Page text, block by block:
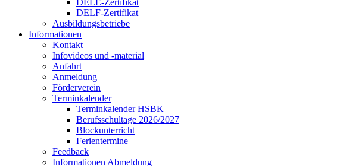
DELE-Zertifikat
DELF-Zertifikat
Ausbildungsbetriebe
Informationen
Kontakt
Infovideos und -material
Anfahrt
Anmeldung
Förderverein
Terminkalender
Terminkalender HSBK
Berufsschultage 2026/2027
Blockunterricht
Ferientermine
Feedback
Informationen Abmeldung